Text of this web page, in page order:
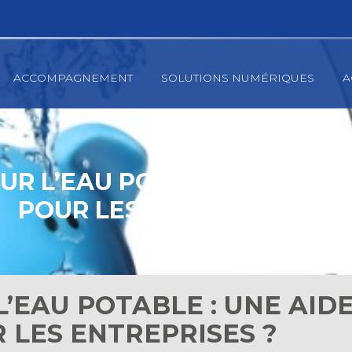
ACCOMPAGNEMENT SOLUTIONS NUMÉRIQUES
L’EAU POTABLE : UNE
POUR LES ENTREPRISES ?
POTABLE : UNE
ENTREPRISES ?